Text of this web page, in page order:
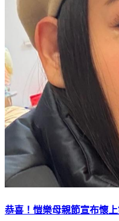
恭喜！愷樂母親節宣布懷